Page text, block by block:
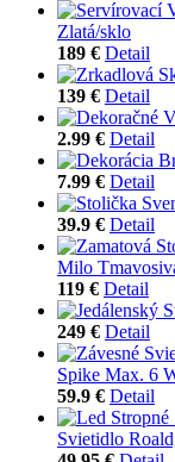
Zlatá/sklo
189 € Detail
139 € Detail
2.99 € Detail
7.99 € Detail
39.9 € Detail
Milo
119 € Detail
249 € Detail
Spike Max. 6
59.9 € Detail
Svietidlo